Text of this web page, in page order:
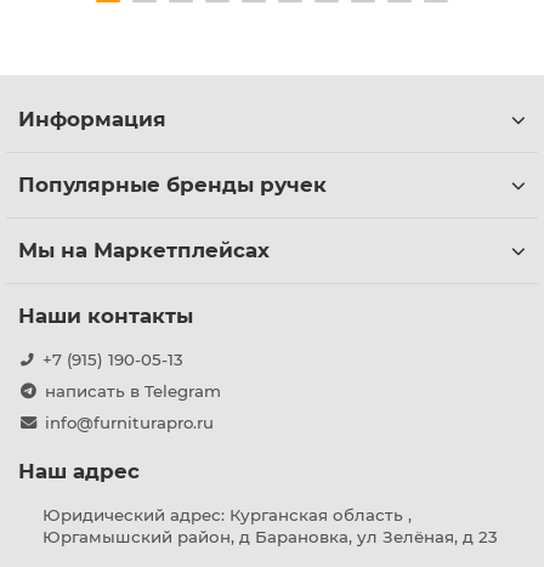
Информация
Популярные бренды ручек
Мы на Маркетплейсах
Наши контакты
+7 (915) 190-05-13
написать в Telegram
info@furniturapro.ru
Наш адрес
Юридический адрес: Курганская область ,
Юргамышский район, д Барановка, ул Зелёная, д 23